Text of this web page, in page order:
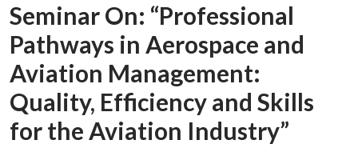
Seminar On: “Professional
Pathways in Aerospace and
Aviation Management:
Quality, Efficiency and Skills
for the Aviation Industry”